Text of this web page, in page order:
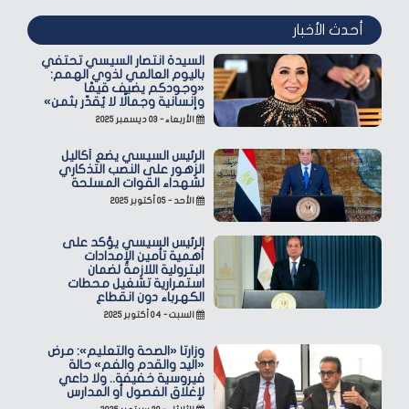
أحدث الأخبار
السيدة انتصار السيسي تحتفي
باليوم العالمي لذوي الهمم:
«وجودكم يضيف قيمًا
وإنسانية وجمالًا لا يُقدّر بثمن»
الأربعاء - ٠٣ ديسمبر ٢٠٢٥
الرئيس السيسي يضع أكاليل
الزهور على النصب التذكاري
لشهداء القوات المسلحة
الأحد - ٠٥ أكتوبر ٢٠٢٥
الرئيس السيسي يؤكد على
أهمية تأمين الإمدادات
البترولية اللازمة لضمان
استمرارية تشغيل محطات
الكهرباء دون انقطاع
السبت - ٠٤ أكتوبر ٢٠٢٥
وزارتا «الصحة والتعليم»: مرض
«اليد والقدم والفم» حالة
فيروسية خفيفة.. ولا داعي
لإغلاق الفصول أو المدارس